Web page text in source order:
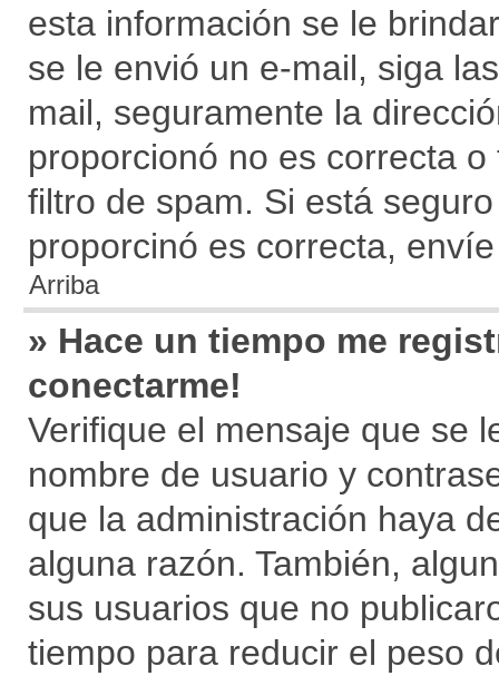
esta información se le
se le envió un e-mail, siga
mail, seguramente la
proporcionó no es correcta
filtro de spam. Si está
proporcinó es correcta,
Arriba
» Hace un tiempo me
conectarme!
Verifique el mensaje que se
nombre de usuario y
que la administración haya
alguna razón. También,
sus usuarios que no
tiempo para reducir el peso